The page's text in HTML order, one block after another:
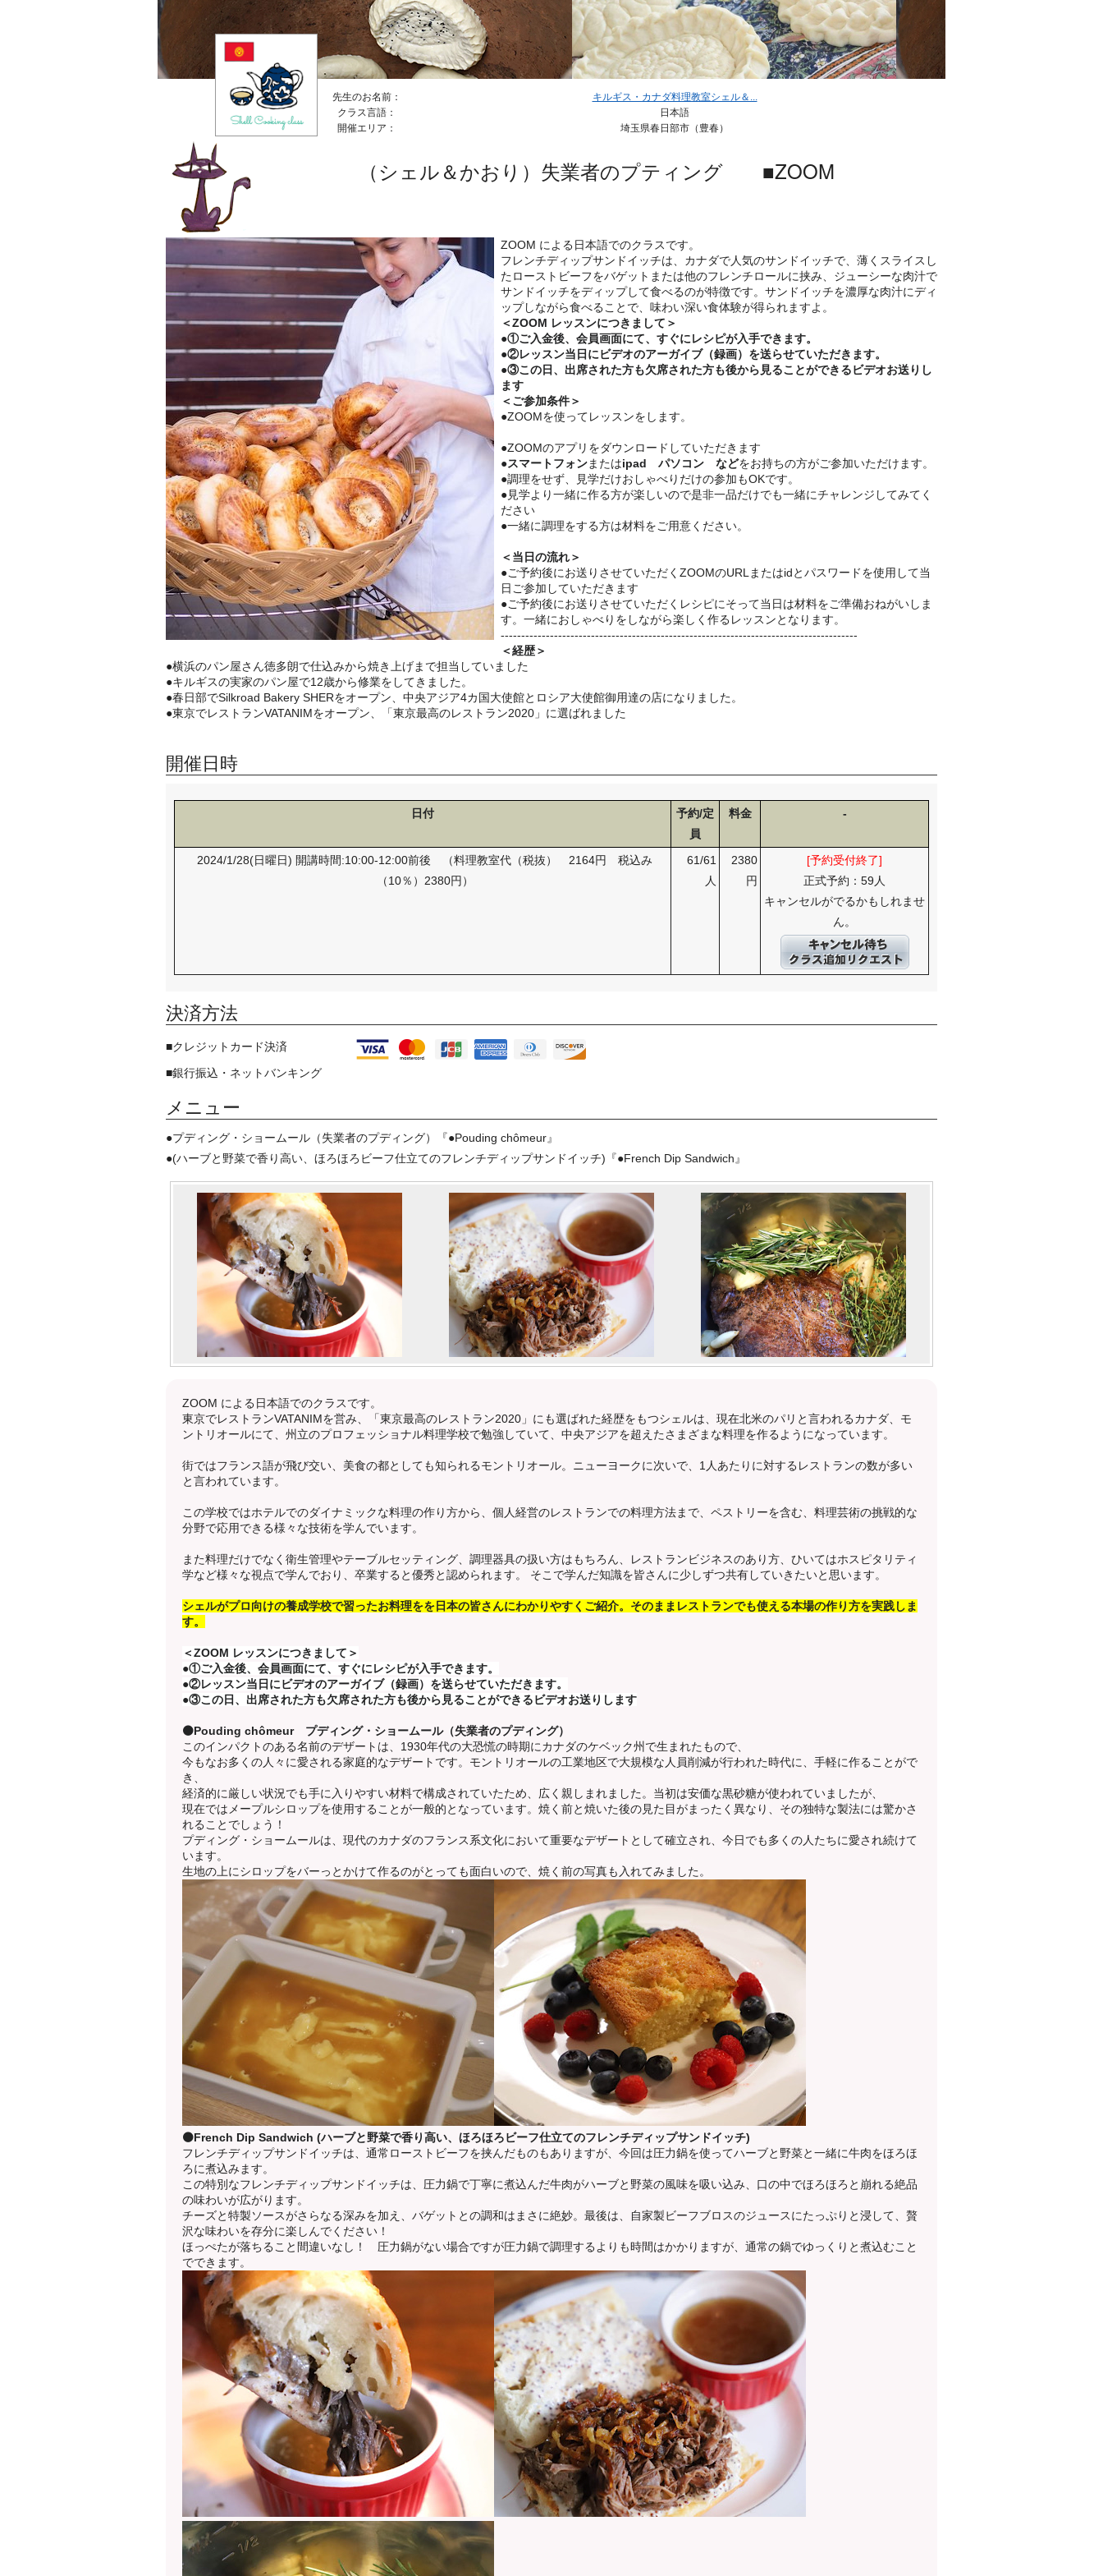
先生のお名前：
キルギス・カナダ料理教室シェル＆...
クラス言語：
日本語
開催エリア：
埼玉県春日部市（豊春）
（シェル＆かおり）失業者のプティング ■ZOOM
ZOOM による日本語でのクラスです。
フレンチディップサンドイッチは、カナダで人気のサンドイッチで、薄くスライスし
たローストビーフをバゲットまたは他のフレンチロールに挟み、ジューシーな肉汁で
サンドイッチをディップして食べるのが特徴です。サンドイッチを濃厚な肉汁にディ
ップしながら食べることで、味わい深い食体験が得られますよ。
＜ZOOM レッスンにつきまして＞
●①ご入金後、会員画面にて、すぐにレシピが入手できます。
●②レッスン当日にビデオのアーガイブ（録画）を送らせていただきます。
●③この日、出席された方も欠席された方も後から見ることができるビデオお送りし
ます
＜ご参加条件＞
●ZOOMを使ってレッスンをします。
●ZOOMのアプリをダウンロードしていただきます
●スマートフォンまたはipad パソコン などをお持ちの方がご参加いただけます。
●調理をせず、見学だけおしゃべりだけの参加もOKです。
●見学より一緒に作る方が楽しいので是非一品だけでも一緒にチャレンジしてみてく
ださい
●一緒に調理をする方は材料をご用意ください。
＜当日の流れ＞
●ご予約後にお送りさせていただくZOOMのURLまたはidとパスワードを使用して当
日ご参加していただきます
●ご予約後にお送りさせていただくレシピにそって当日は材料をご準備おねがいしま
す。一緒におしゃべりをしながら楽しく作るレッスンとなります。
---------------------------------------------------------------------------------------
＜経歴＞
●横浜のパン屋さん徳多朗で仕込みから焼き上げまで担当していました
●キルギスの実家のパン屋で12歳から修業をしてきました。
●春日部でSilkroad Bakery SHERをオープン、 中央アジア4カ国大使館とロシア大使館御用達の店になりました。
●東京でレストランVATANIMをオープン、
「東京最高のレストラン2020」 に選ばれました
開催日時
日付
予約/定
員
料金 -
2024/1/28(日曜日) 開講時間:10:00-12:00前後 （料理教室代（税抜） 2164円 税込み
（10％）2380円）
61/61
人
2380
円
[予約受付終了]
正式予約：59人
キャンセルがでるかもしれませ
ん。
決済方法
■クレジットカード決済
■銀行振込・ネットバンキング
メニュー
●プディング・ショームール（失業者のプディング）『●Pouding chômeur』
●(ハーブと野菜で香り高い、ほろほろビーフ仕立てのフレンチディップサンドイッチ)『●French Dip Sandwich』
ZOOM による日本語でのクラスです。
東京でレストランVATANIMを営み、「東京最高のレストラン2020」にも選ばれた経歴をもつシェルは、現在北米のパリと言われるカナダ、モ
ントリオールにて、州立のプロフェッショナル料理学校で勉強していて、中央アジアを超えたさまざまな料理を作るようになっています。
街ではフランス語が飛び交い、美食の都としても知られるモントリオール。ニューヨークに次いで、1人あたりに対するレストランの数が多い
と言われています。
この学校ではホテルでのダイナミックな料理の作り方から、個人経営のレストランでの料理方法まで、ペストリーを含む、料理芸術の挑戦的な
分野で応用できる様々な技術を学んでいます。
また料理だけでなく衛生管理やテーブルセッティング、調理器具の扱い方はもちろん、レストランビジネスのあり方、ひいてはホスピタリティ
学など様々な視点で学んでおり、卒業すると優秀と認められます。 そこで学んだ知識を皆さんに少しずつ共有していきたいと思います。
シェルがプロ向けの養成学校で習ったお料理をを日本の皆さんにわかりやすくご紹介。そのままレストランでも使える本場の作り方を実践しま
す。
＜ZOOM レッスンにつきまして＞
●①ご入金後、会員画面にて、すぐにレシピが入手できます。
●②レッスン当日にビデオのアーガイブ（録画）を送らせていただきます。
●③この日、出席された方も欠席された方も後から見ることができるビデオお送りします
⚫️Pouding chômeur プディング・ショームール（失業者のプディング）
このインパクトのある名前のデザートは、1930年代の大恐慌の時期にカナダのケベック州で生まれたもので、
今もなお多くの人々に愛される家庭的なデザートです。モントリオールの工業地区で大規模な人員削減が行われた時代に、手軽に作ることがで
き、
経済的に厳しい状況でも手に入りやすい材料で構成されていたため、広く親しまれました。当初は安価な黒砂糖が使われていましたが、
現在ではメープルシロップを使用することが一般的となっています。焼く前と焼いた後の見た目がまったく異なり、その独特な製法には驚かさ
れることでしょう！
プディング・ショームールは、現代のカナダのフランス系文化において重要なデザートとして確立され、今日でも多くの人たちに愛され続けて
います。
生地の上にシロップをバーっとかけて作るのがとっても面白いので、焼く前の写真も入れてみました。
⚫️French Dip Sandwich (ハーブと野菜で香り高い、ほろほろビーフ仕立てのフレンチディップサンドイッチ)
フレンチディップサンドイッチは、通常ローストビーフを挟んだものもありますが、今回は圧力鍋を使ってハーブと野菜と一緒に牛肉をほろほ
ろに煮込みます。
この特別なフレンチディップサンドイッチは、圧力鍋で丁寧に煮込んだ牛肉がハーブと野菜の風味を吸い込み、口の中でほろほろと崩れる絶品
の味わいが広がります。
チーズと特製ソースがさらなる深みを加え、バゲットとの調和はまさに絶妙。最後は、自家製ビーフブロスのジュースにたっぷりと浸して、贅
沢な味わいを存分に楽しんでください！
ほっぺたが落ちること間違いなし！ 圧力鍋がない場合ですが圧力鍋で調理するよりも時間はかかりますが、通常の鍋でゆっくりと煮込むこと
でできます。